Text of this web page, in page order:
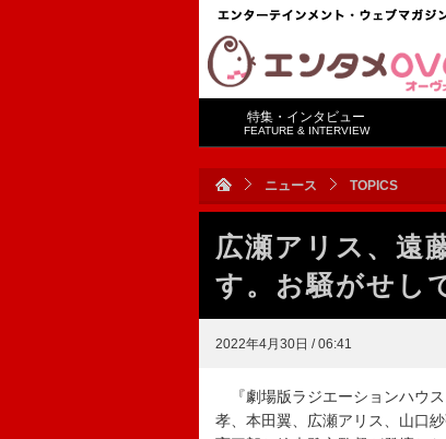
特集・インタビュー
FEATURE & INTERVIEW
ニュース TOPICS
広瀬アリス、遠
す。お騒がせし
2022年4月30日 / 06:41
『劇場版ラジエーションハウ
孝、本田翼、広瀬アリス、山口